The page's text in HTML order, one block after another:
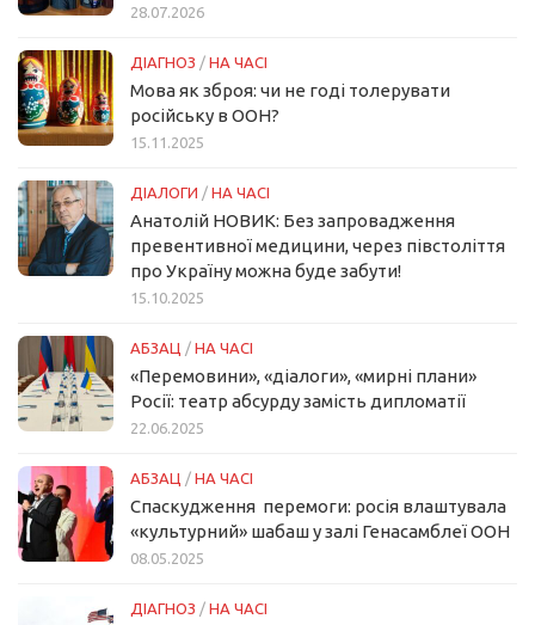
28.07.2026
ДІАГНОЗ / НА ЧАСІ
Мова як зброя: чи не годі толерувати
російську в ООН?
15.11.2025
ДІАЛОГИ / НА ЧАСІ
Анатолій НОВИК: Без запровадження
превентивної медицини, через півстоліття
про Україну можна буде забути!
15.10.2025
АБЗАЦ / НА ЧАСІ
«Перемовини», «діалоги», «мирні плани»
Росії: театр абсурду замість дипломатії
22.06.2025
АБЗАЦ / НА ЧАСІ
Спаскудження перемоги: росія влаштувала
«культурний» шабаш у залі Генасамблеї ООН
08.05.2025
ДІАГНОЗ / НА ЧАСІ